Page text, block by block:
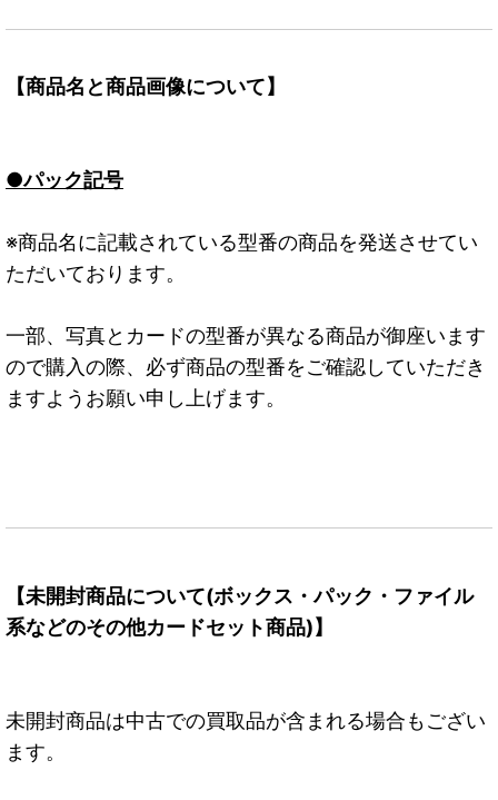
【商品名と商品画像について】
●パック記号
※商品名に記載されている型番の商品を発送させてい
ただいております。
一部、写真とカードの型番が異なる商品が御座います
ので購入の際、必ず商品の型番をご確認していただき
ますようお願い申し上げます。
【未開封商品について(ボックス・パック・ファイル
系などのその他カードセット商品)】
未開封商品は中古での買取品が含まれる場合もござい
ます。